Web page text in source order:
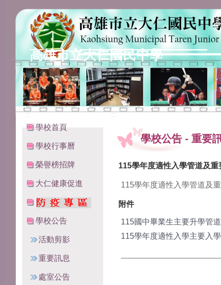
高雄市立大仁國民中學
:::
學校首頁
學校行事曆
榮譽榜招牌
大仁健康促進
學校公告
活動剪影
重要訊息
處室公告
:::
學校公告 - 重要
115學年度適性入學管道及重
115學年度適性入學管道及
附件
115國中畢業生主要升學管
115學年度適性入學主要入